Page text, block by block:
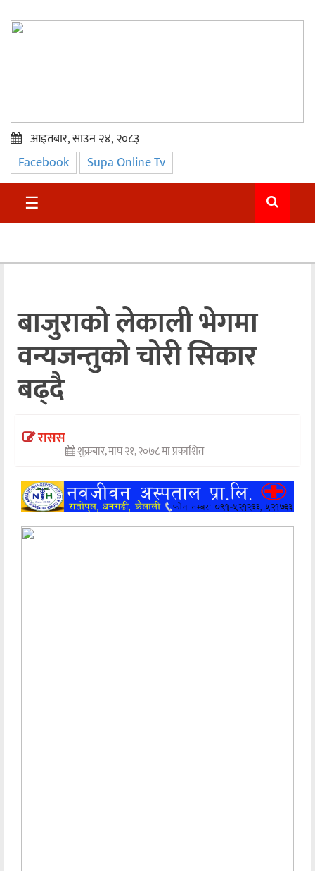
प्रमुख
समाचार
सुदुर
अन्तराष्ट्रिय
अन्तर्वार्ता
अर्थ
खेलकुद
मनोरञ्जन
आइतबार, साउन २४, २०८३
Facebook Supa Online Tv
☰
बाजुराको लेकाली भेगमा
वन्यजन्तुको चोरी सिकार
बढ्दै
रासस
शुक्रबार, माघ २१, २०७८ मा प्रकाशित